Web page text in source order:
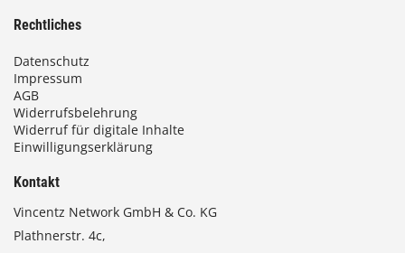
Rechtliches
Datenschutz
Impressum
AGB
Widerrufsbelehrung
Widerruf für digitale Inhalte
Einwilligungserklärung
Kontakt
Vincentz Network GmbH & Co. KG
Plathnerstr. 4c,